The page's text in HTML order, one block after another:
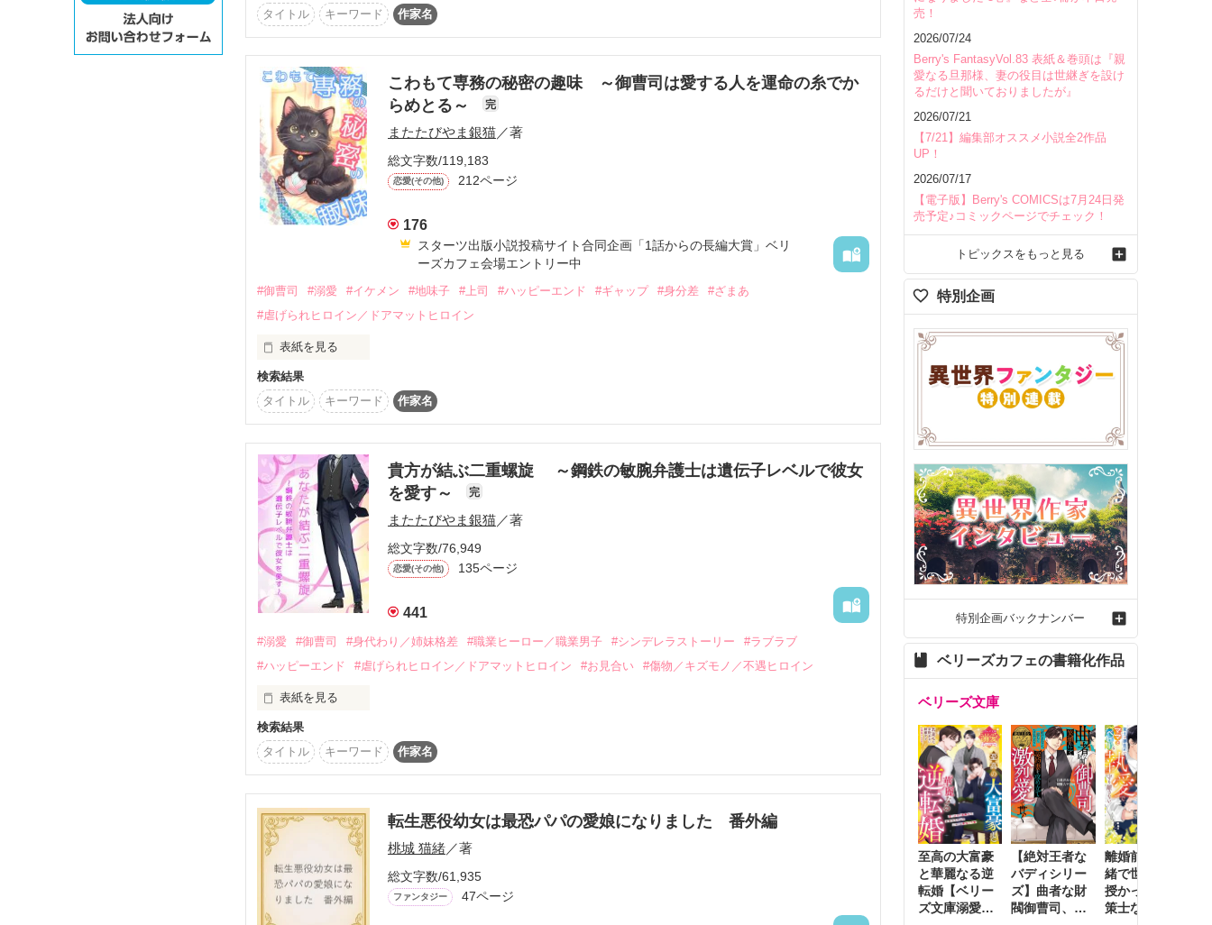
めちゃコミック×ＬＳｃｏｍｉｃ×魔法のｉらんど漫画原作コンテスト
「エリート上司との偽装恋人」部門にて
佳作を受賞いたしました！
ありがとうございます！
目指せ！　最恐パパの愛娘！
魔公爵ディーの娘サマラ（５歳）は
ある日前世の記憶を取り戻し、
自分がゲームの悪役令嬢であることを悟る。
16歳で確実に死亡する破滅フラグを回避するために
サマラがとった作戦は――
世界最強の魔法使いであるパパに
媚びを売って庇護してもらうこと！
クールで人嫌いな最強パパに愛されるため、
サマラは今日もいい子で頑張ります！
未来の悪役令嬢
あざとい幼女サマラ（5歳）
世界最強の魔法使い
人嫌いなイケメン魔公爵ディー（25歳）
魔法と妖精の世界で
2020.09.08　公開完結
※番外編あります。作者プロフィールのリンクから！
Review　thanks
＊名古屋ゆりあ様
＊たぬき様
＊nonn77様
作品を読む
タイトル
キーワード 作家名
こわもて専務の秘密の趣味 ～御曹司は愛する人を運命の糸でか
らめとる～
完
またたびやま銀猫／著
総文字数/119,183
恋愛(その他) 212ページ
176
スターツ出版小説投稿サイト合同企画「1話からの長編大賞」ベリ
ーズカフェ会場エントリー中
#御曹司 #溺愛 #イケメン #地味子 #上司 #ハッピーエンド #ギャップ #身分差
#ざまあ
#虐げられヒロイン／ドアマットヒロイン
表紙を見る
！！！　注意　！！！
作中には猫が出てきません。
作者の猫好きによる表紙詐欺です。
作中に　猫は　出てきません！！
親友に裏切られて恋人を盗られ、会社を退職した彩羅（さら）。
失意の中、ネットで知り合った人物と会うことになる。
女性だと思った人物は、まさかの専務で！？
コンプレックス持ちのこわもて御曹司
イケメン店長に対抗心ばりばり。
思いがけずつながったふたりの運命の糸はからみあい……。
一話だけ大賞応募作「御曹司の秘密の趣味を知ったら溺愛されました！」を改題して長編化したもので
す。
検索結果
タイトル
キーワード 作家名
貴方が結ぶ二重螺旋 ～鋼鉄の敏腕弁護士は遺伝子レベルで彼女
を愛す～
完
またたびやま銀猫／著
総文字数/76,949
恋愛(その他) 135ページ
441
#溺愛 #御曹司 #身代わり／姉妹格差 #職業ヒーロー／職業男子 #シンデレラストーリー
#ラブラブ
#ハッピーエンド
#虐げられヒロイン／ドアマットヒロイン #お見合い #傷物／キズモノ／不遇ヒロイン
表紙を見る
双子の姉と母に虐げられている主人公。
ある日、姉の身代わりでお見合いに行かされ、姉として気に入られてこいと言われる。
お見合いで会った深空迅（みそら・じん）に
「俺が助ける」
と言われる。
検索結果
タイトル
キーワード 作家名
転生悪役幼女は最恐パパの愛娘になりました 番外編
桃城 猫緒／著
総文字数/61,935
ファンタジー 47ページ
売！
2026/07/24
Berry's FantasyVol.83 表紙＆巻頭は『親
愛なる旦那様、妻の役目は世継ぎを設け
るだけと聞いておりましたが』
2026/07/21
【7/21】編集部オススメ小説全2作品
UP！
2026/07/17
【電子版】Berry's COMICSは7月24日発
売予定♪コミックページでチェック！
トピックスをもっと見る
特別企画
特別企画バックナンバー
ベリーズカフェの書籍化作品
ベリーズ文庫
至高の大富豪
と華麗なる逆
転婚【ベリー
ズ文庫溺愛ア
【絶対王者な
バディシリー
ズ】曲者な財
閥御曹司、笑
離婚前夜に内
緒で世継ぎを
授かったら～
策士な御曹司